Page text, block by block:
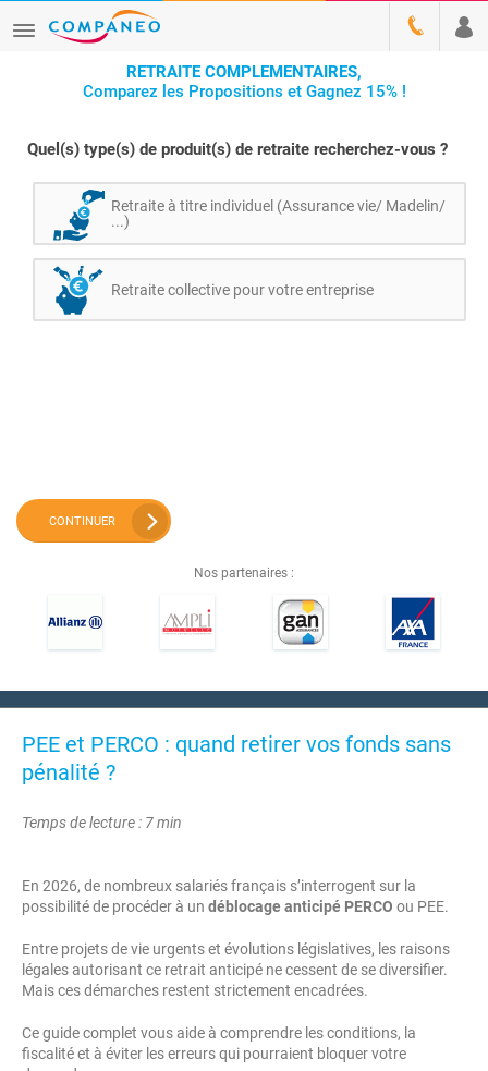
RETRAITE COMPLEMENTAIRES,
Comparez les Propositions et Gagnez 15% !
Quel(s) type(s) de produit(s) de retraite recherchez-vous ?
Retraite à titre individuel (Assurance vie/ Madelin/
...)
Retraite collective pour votre entreprise
CONTINUER
Nos partenaires :
PEE et PERCO : quand retirer vos fonds sans
pénalité ?
Temps de lecture : 7 min
En 2026, de nombreux salariés français s’interrogent sur la
possibilité de procéder à un déblocage anticipé PERCO ou PEE.
Entre projets de vie urgents et évolutions législatives, les raisons
légales autorisant ce retrait anticipé ne cessent de se diversifier.
Mais ces démarches restent strictement encadrées.
Ce guide complet vous aide à comprendre les conditions, la
fiscalité et à éviter les erreurs qui pourraient bloquer votre